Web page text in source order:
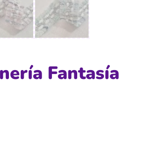
Fantasía